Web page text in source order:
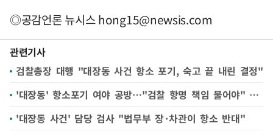
◎공감언론 뉴시스hong15@newsis.com
관련기사
검찰총장 대행 "대장동 사건 항소 포기, 숙고 끝 내린 결정"
'대장동' 항소포기 여야 공방…"검찰 항명 책임 물어야" vs "대통령실 외압 의혹"
'대장동 사건' 담당 검사 "법무부 장·차관이 항소 반대"